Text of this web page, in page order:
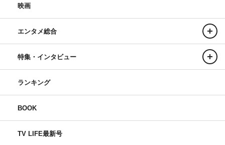
映画
エンタメ総合
特集・インタビュー
ランキング
BOOK
TV LIFE最新号